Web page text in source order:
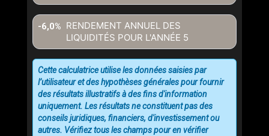
RENDEMENT ANNUEL DES
LIQUIDITÉS POUR L'ANNÉE 5
-6,0%
Cette calculatrice utilise les données saisies par
l’utilisateur et des hypothèses générales pour fournir
des résultats illustratifs à des fins d'information
uniquement. Les résultats ne constituent pas des
conseils juridiques, financiers, d'investissement ou
autres. Vérifiez tous les champs pour en vérifier